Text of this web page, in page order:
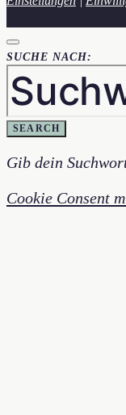
SUCHE NACH:
SEARCH
Gib dein
Cookie Consent